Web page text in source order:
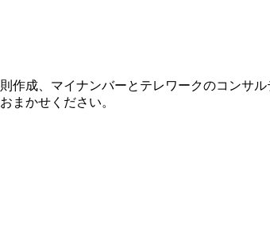
作成、マイナンバーとテレワークのコンサル
まかせください。